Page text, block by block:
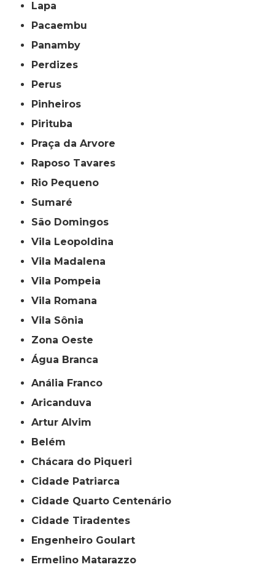
Lapa
Pacaembu
Panamby
Perdizes
Perus
Pinheiros
Pirituba
Praça da Arvore
Raposo Tavares
Rio Pequeno
Sumaré
São Domingos
Vila Leopoldina
Vila Madalena
Vila Pompeia
Vila Romana
Vila Sônia
Zona Oeste
Água Branca
Anália Franco
Aricanduva
Artur Alvim
Belém
Chácara do Piqueri
Cidade Patriarca
Cidade Quarto Centenário
Cidade Tiradentes
Engenheiro Goulart
Ermelino Matarazzo